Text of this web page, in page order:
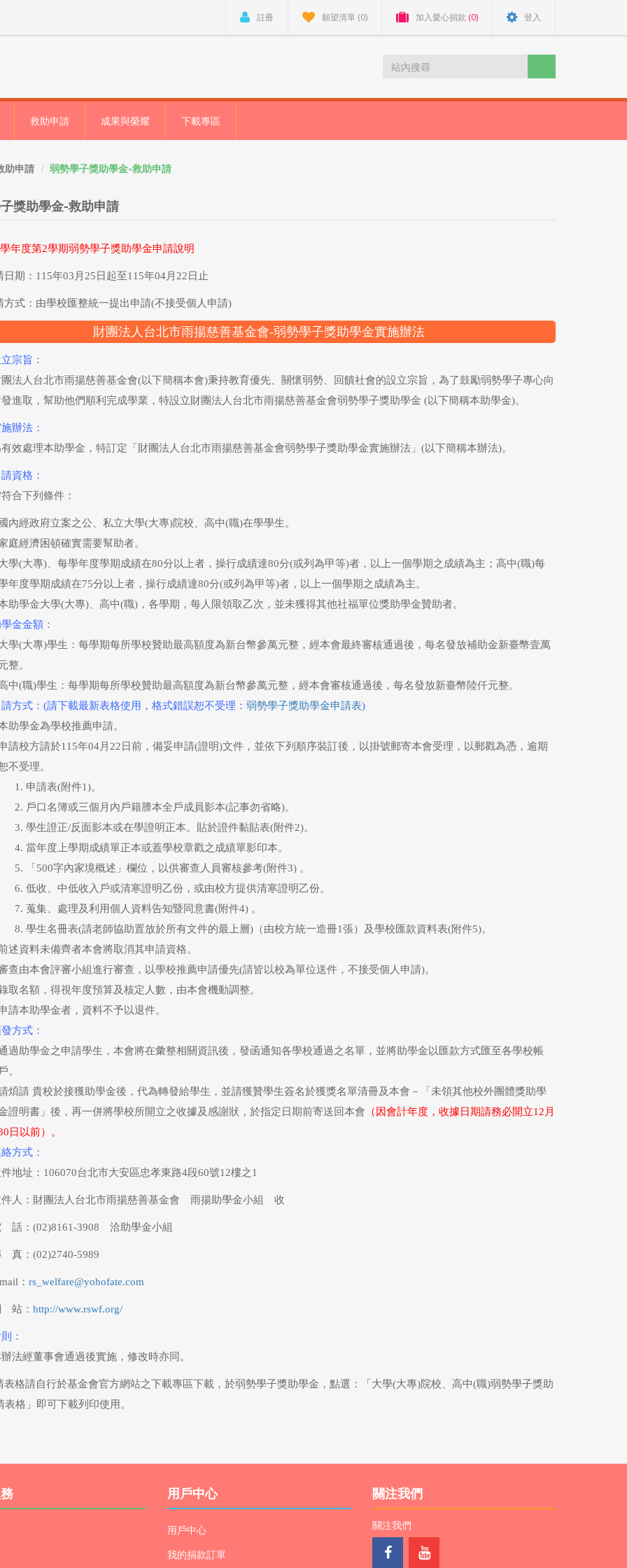
註冊 願望清單 (0) 加入愛心捐款 (0) 登入
救助申請 成果與榮耀 下載專區
助申請 弱勢學子獎助學金-救助申請
獎助學金-救助申請
年度第2學期弱勢學子獎助學金申請說明
日期： 115年03 月 25 日起至115年04月 22 日止
方式：由學校匯整統一提出申請(不接受個人申請)
財團法人台北市雨揚慈善基金會-弱勢學子獎助學金實施辦法
宗旨：
法人台北市雨揚慈善基金會(以下簡稱本會)秉持教育優先、關懷弱勢、回饋社會的設立宗旨，為了鼓勵弱勢學子專心向
進取，幫助他們順利完成學業，特設立財團法人台北市雨揚慈善基金會弱勢學子獎助學金 (以下簡稱本助學金)。
辦法：
效處理本助學金，特訂定「財團法人台北市雨揚慈善基金會弱勢學子獎助學金實施辦法」(以下簡稱本辦法)。
資格：
合下列條件：
內經政府立案之公、私立大學(大專)院校、高中(職)在學學生。
庭經濟困頓確實需要幫助者。
學(大專)、每學年度學期成績在80分以上者，操行成績達80分(或列為甲等)者，以上一個學期之成績為主；高中(職)每
年度學期成績在75分以上者，操行成績達80分(或列為甲等)者，以上一個學期之成績為主。
助學金大學(大專)、高中(職)，各學期，每人限領取乙次，並未獲得其他社福單位獎助學金贊助者。
金金額：
學(大專)學生：每學期每所學校贊助最高額度為新台幣參萬元整，經本會最終審核通過後，每名發放補助金新臺幣壹萬
整。
中(職)學生：每學期每所學校贊助最高額度為新台幣參萬元整，經本會審核通過後，每名發放新臺幣陸仟元整。
方式：(請下載最新表格使用，格式錯誤恕不受理：弱勢學子獎助學金申請表)
助學金為學校推薦申請。
請校方請於115年04月 22 日前，備妥申請(證明)文件，並依下列順序裝訂後，以掛號郵寄本會受理，以郵戳為憑，逾期
不受理。
申請表(附件1)。
戶口名簿或三個月內戶籍謄本全戶成員影本(記事勿省略)。
學生證正/反面影本或在學證明正本。貼於證件黏貼表(附件2)。
當年度上學期成績單正本或蓋學校章戳之成績單影印本。
「500字內家境概述」欄位，以供審查人員審核參考(附件3) 。
低收、中低收入戶或清寒證明乙份，或由校方提供清寒證明乙份。
蒐集、處理及利用個人資料告知暨同意書(附件4) 。
學生名冊表(請老師協助置放於所有文件的最上層)（由校方統一造冊1張）及學校匯款資料表(附件5)。
述資料未備齊者本會將取消其申請資格。
查由本會評審小組進行審查，以學校推薦申請優先(請皆以校為單位送件，不接受個人申請)。
取名額，得視年度預算及核定人數，由本會機動調整。
請本助學金者，資料不予以退件。
方式：
過助學金之申請學生，本會將在彙整相關資訊後，發函通知各學校通過之名單，並將助學金以匯款方式匯至各學校帳
。
煩請 貴校於接獲助學金後，代為轉發給學生，並請獲贊學生簽名於獲獎名單清冊及本會－「未領其他校外團體獎助學
證明書」後，再一併將學校所開立之收據及感謝狀，於指定日期前寄送回本會 （因會計年度，收據日期請務必開立12月
日以前）。
方式：
地址：106070台北市大安區忠孝東路4段60號12樓之1
人：財團法人台北市雨揚慈善基金會 雨揚助學金小組 收
話：(02)8161-3908 洽助學金小組
真：(02)2740-5989
： rs_welfare@yohofate.com
站： http://www.rswf.org/
：
法經董事會通過後實施，修改時亦同。
表格請自行於基金會官方網站之下載專區下載，於弱勢學子獎助學金，點選：「大學(大專)院校、高中(職)弱勢學子獎助
表格」即可下載列印使用。
用戶中心
用戶中心
我的捐款訂單
關注我們
關注我們